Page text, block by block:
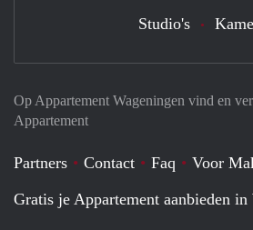
Op Appartement Wageningen vind en
Appartement
Partners Contact Faq
Voor
Gratis je Appartement aanbieden in
Studio's